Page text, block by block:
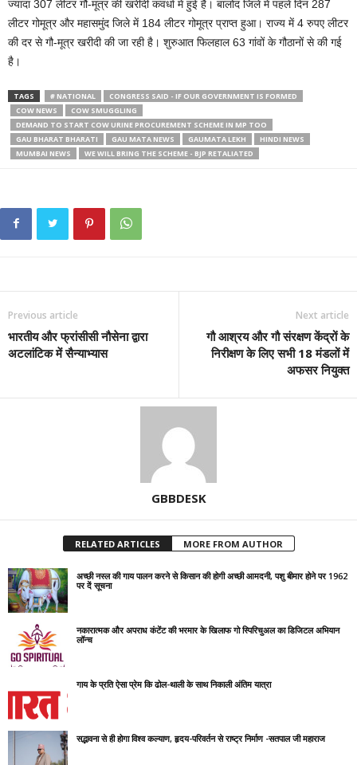
ज्यादा 307 लीटर गौ-मूत्र की खरीदी कवर्धा में हुई है। बालोद जिले में पहले दिन 287
लीटर गोमूत्र और महासमुंद जिले में 184 लीटर गोमूत्र प्राप्त हुआ। राज्य में 4 रुपए लीटर
की दर से गौ-मूत्र खरीदी की जा रही है। शुरुआत फिलहाल 63 गांवों के गौठानों से की गई
है।
TAGS # NATIONAL
CONGRESS SAID - IF OUR GOVERNMENT IS FORMED
COW NEWS
COW SMUGGLING
DEMAND TO START COW URINE PROCUREMENT SCHEME IN MP TOO
GAU BHARAT BHARATI
GAU MATA NEWS GAUMATA LEKH
HINDI NEWS
MUMBAI NEWS
WE WILL BRING THE SCHEME - BJP RETALIATED
Previous article
भारतीय और फ्रांसीसी नौसेना द्वारा
अटलांटिक में सैन्याभ्यास
Next article
गौ आश्रय और गौ संरक्षण केंद्रों के
निरीक्षण के लिए सभी 18 मंडलों में
अफसर नियुक्त
GBBDESK
RELATED ARTICLES MORE FROM AUTHOR
अच्छी नस्ल की गाय पालन करने से किसान की होगी अच्छी आमदनी, पशु बीमार होने पर 1962
पर दें सूचना
नकारात्मक और अपराध कंटेंट की भरमार के खिलाफ गो स्पिरिचुअल का डिजिटल अभियान
लॉन्च
गाय के प्रति ऐसा प्रेम कि ढोल-थाली के साथ निकाली अंतिम यात्रा
सद्भावना से ही होगा विश्व कल्याण, हृदय-परिवर्तन से राष्ट्र निर्माण -सतपाल जी महाराज